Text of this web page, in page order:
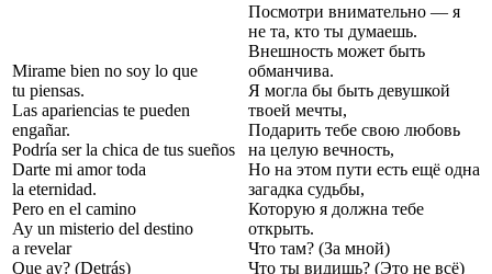
Mirame bien no soy lo que
tu piensas.
Las apariencias te pueden
engañar.
Podría ser la chica de tus sueños
Darte mi amor toda
la eternidad.
Pero en el camino
Ay un misterio del destino
a revelar
Que ay? (Detrás)
Посмотри внимательно — я
не та, кто ты думаешь.
Внешность может быть
обманчива.
Я могла бы быть девушкой
твоей мечты,
Подарить тебе свою любовь
на целую вечность,
Но на этом пути есть ещё одна
загадка судьбы,
Которую я должна тебе
открыть.
Что там? (За мной)
Что ты видишь? (Это не всё)